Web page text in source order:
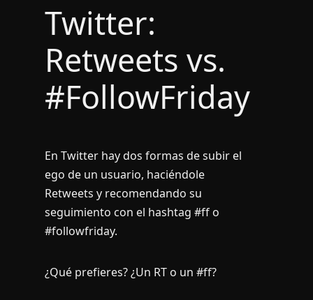
Twitter:
Retweets vs.
#FollowFriday
En Twitter hay dos formas de subir el
ego de un usuario, haciéndole
Retweets y recomendando su
seguimiento con el hashtag #ff o
#followfriday.
¿Qué prefieres? ¿Un RT o un #ff?